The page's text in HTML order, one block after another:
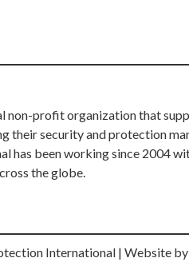
non-profit organization that
their security and protection
has been working since 2004
the globe.
International | Website by